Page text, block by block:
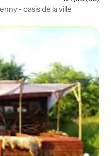
- oasis de la ville